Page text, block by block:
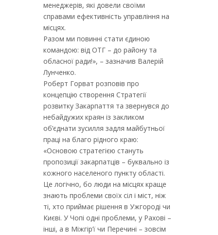
менеджерів, які довели своїми
справами ефективність управління на
місцях.
Разом ми повинні стати єдиною
командою: від ОТГ – до району та
обласної ради!», – зазначив Валерій
Лунченко.
Роберт Горват розповів про
концепцію створення Стратегії
розвитку Закарпаття та звернувся до
небайдужих краян із закликом
об’єднати зусилля задля майбутньої
праці на благо рідного краю:
«Основою стратегією стануть
пропозиції закарпатців – буквально із
кожного населеного пункту області.
Це логічно, бо люди на місцях краще
знають проблеми своїх сіл і міст, ніж
ті, хто приймає рішення в Ужгороді чи
Києві. У Чопі одні проблеми, у Рахові –
інші, а в Міжгір’ї чи Перечині – зовсім